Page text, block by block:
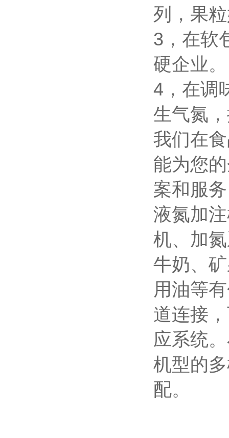
列，果
3 ，在
硬企业。
4 ，在
生气氮
我们在
能为您
案和服
液氮加
机、 加
牛奶、
用油等
道连接
应系统
机型的
配。